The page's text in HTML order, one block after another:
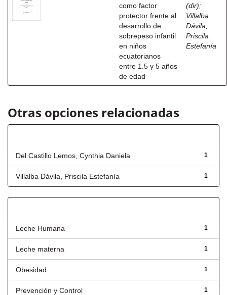
como factor
protector frente al
desarrollo de
sobrepeso infantil
en niños
ecuatorianos
entre 1.5 y 5 años
de edad
(dir);
Villalba
Dávila,
Priscila
Estefanía
Otras opciones relacionadas
1
Del Castillo Lemos, Cynthia Daniela
1
Villalba Dávila, Priscila Estefanía
1
Leche Humana
1
Leche materna
1
Obesidad
1
Prevención y Control